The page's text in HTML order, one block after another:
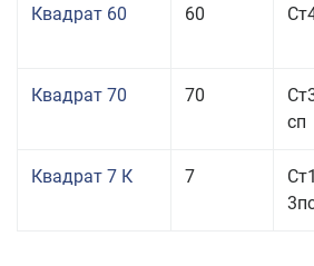
Квадрат 60 60
Квадрат 70 70
сп
Квадрат 7 К 7